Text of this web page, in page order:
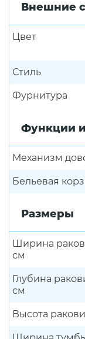
Внешние
Цвет
Стиль
Фурнитура
Функции
Механизм
Бельевая
Размеры
Ширина
см
Глубина
см
Высота